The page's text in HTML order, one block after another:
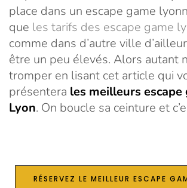
place dans un escape game
que les tarifs des escape game
comme dans d’autre ville
être un peu élevés. Alors autant
tromper en lisant cet article qui
présentera les meilleurs escape
Lyon. On boucle sa ceinture et
RÉSERVEZ LE MEILLEUR ESCAPE